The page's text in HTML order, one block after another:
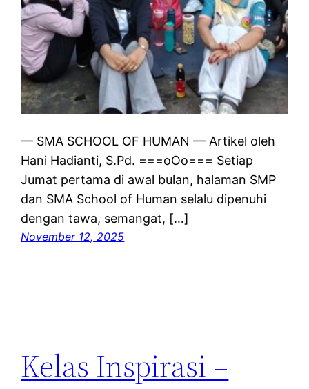
— SMA SCHOOL OF HUMAN — Artikel oleh
Hani Hadianti, S.Pd. ===oOo=== Setiap
Jumat pertama di awal bulan, halaman SMP
dan SMA School of Human selalu dipenuhi
dengan tawa, semangat, […]
November 12, 2025
Kelas Inspirasi –